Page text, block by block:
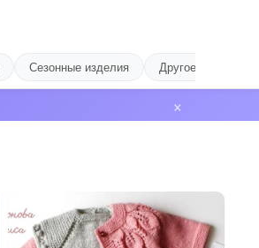
Сезонные изделия Другое
×